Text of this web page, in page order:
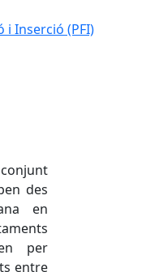
i Inserció (PFI)
des
en
per
entre